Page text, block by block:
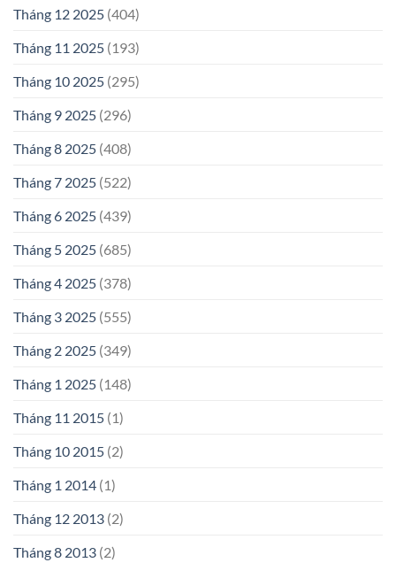
Tháng 12 2025 (404)
Tháng 11 2025 (193)
Tháng 10 2025 (295)
Tháng 9 2025 (296)
Tháng 8 2025 (408)
Tháng 7 2025 (522)
Tháng 6 2025 (439)
Tháng 5 2025 (685)
Tháng 4 2025 (378)
Tháng 3 2025 (555)
Tháng 2 2025 (349)
Tháng 1 2025 (148)
Tháng 11 2015 (1)
Tháng 10 2015 (2)
Tháng 1 2014 (1)
Tháng 12 2013 (2)
Tháng 8 2013 (2)